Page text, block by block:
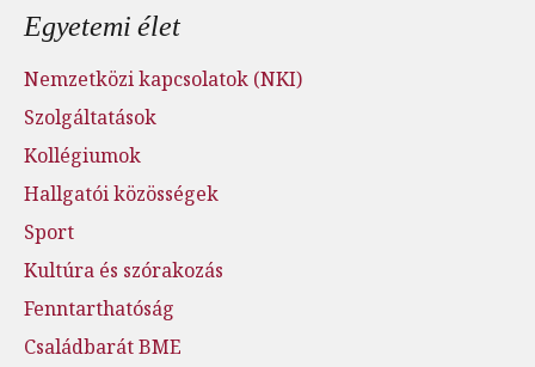
Egyetemi élet
Nemzetközi kapcsolatok (NKI)
Szolgáltatások
Kollégiumok
Hallgatói közösségek
Sport
Kultúra és szórakozás
Fenntarthatóság
Családbarát BME